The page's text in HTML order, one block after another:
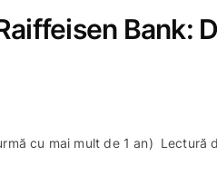
Bank:
cu mai mult de 1 an) Lectură